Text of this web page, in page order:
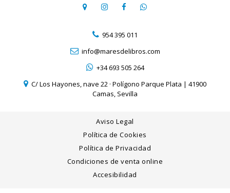
954 395 011
info@maresdelibros.com
+34 693 505 264
C/ Los Hayones, nave 22 · Polígono Parque Plata | 41900
Camas, Sevilla
Aviso Legal
Política de Cookies
Política de Privacidad
Condiciones de venta online
Accesibilidad